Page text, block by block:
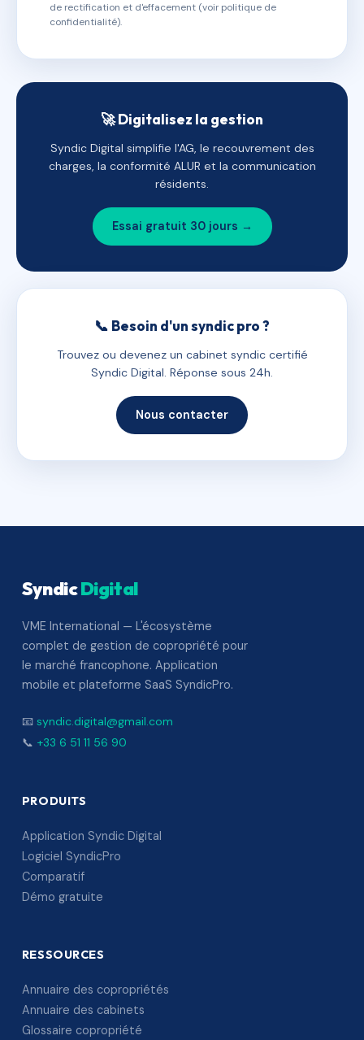
de rectification et d'effacement (voir politique de
confidentialité).
🚀 Digitalisez la gestion
Syndic Digital simplifie l'AG, le recouvrement des
charges, la conformité ALUR et la communication
résidents.
Essai gratuit 30 jours →
📞 Besoin d'un syndic pro ?
Trouvez ou devenez un cabinet syndic certifié
Syndic Digital. Réponse sous 24h.
Nous contacter
SyndicDigital
VME International — L'écosystème
complet de gestion de copropriété pour
le marché francophone. Application
mobile et plateforme SaaS SyndicPro.
📧 syndic.digital@gmail.com
📞 +33 6 51 11 56 90
PRODUITS
Application Syndic Digital
Logiciel SyndicPro
Comparatif
Démo gratuite
RESSOURCES
Annuaire des copropriétés
Annuaire des cabinets
Glossaire copropriété